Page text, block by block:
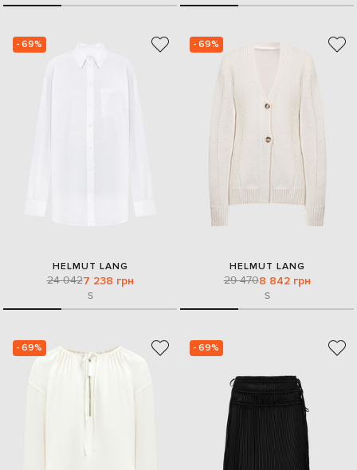
- 69%
HELMUT LANG
24 0427 238 грн
S
- 69%
HELMUT LANG
29 4708 842 грн
S
- 69% - 69%